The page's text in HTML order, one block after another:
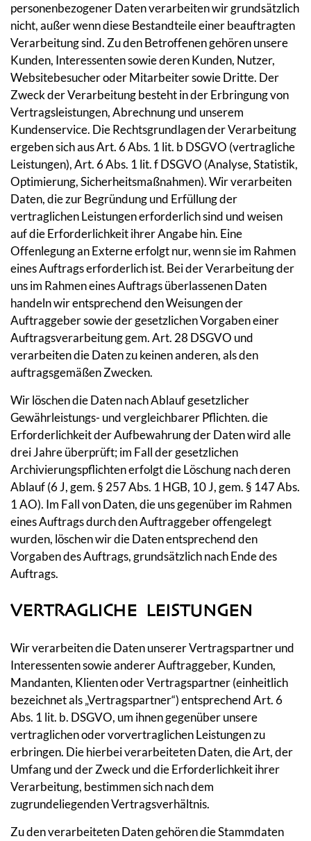
personenbezogener Daten verarbeiten wir grundsätzlich
nicht, außer wenn diese Bestandteile einer beauftragten
Verarbeitung sind. Zu den Betroffenen gehören unsere
Kunden, Interessenten sowie deren Kunden, Nutzer,
Websitebesucher oder Mitarbeiter sowie Dritte. Der
Zweck der Verarbeitung besteht in der Erbringung von
Vertragsleistungen, Abrechnung und unserem
Kundenservice. Die Rechtsgrundlagen der Verarbeitung
ergeben sich aus Art. 6 Abs. 1 lit. b DSGVO (vertragliche
Leistungen), Art. 6 Abs. 1 lit. f DSGVO (Analyse, Statistik,
Optimierung, Sicherheitsmaßnahmen). Wir verarbeiten
Daten, die zur Begründung und Erfüllung der
vertraglichen Leistungen erforderlich sind und weisen
auf die Erforderlichkeit ihrer Angabe hin. Eine
Offenlegung an Externe erfolgt nur, wenn sie im Rahmen
eines Auftrags erforderlich ist. Bei der Verarbeitung der
uns im Rahmen eines Auftrags überlassenen Daten
handeln wir entsprechend den Weisungen der
Auftraggeber sowie der gesetzlichen Vorgaben einer
Auftragsverarbeitung gem. Art. 28 DSGVO und
verarbeiten die Daten zu keinen anderen, als den
auftragsgemäßen Zwecken.
Wir löschen die Daten nach Ablauf gesetzlicher
Gewährleistungs- und vergleichbarer Pflichten. die
Erforderlichkeit der Aufbewahrung der Daten wird alle
drei Jahre überprüft; im Fall der gesetzlichen
Archivierungspflichten erfolgt die Löschung nach deren
Ablauf (6 J, gem. § 257 Abs. 1 HGB, 10 J, gem. § 147 Abs.
1 AO). Im Fall von Daten, die uns gegenüber im Rahmen
eines Auftrags durch den Auftraggeber offengelegt
wurden, löschen wir die Daten entsprechend den
Vorgaben des Auftrags, grundsätzlich nach Ende des
Auftrags.
VERTRAGLICHE LEISTUNGEN
Wir verarbeiten die Daten unserer Vertragspartner und
Interessenten sowie anderer Auftraggeber, Kunden,
Mandanten, Klienten oder Vertragspartner (einheitlich
bezeichnet als „Vertragspartner“) entsprechend Art. 6
Abs. 1 lit. b. DSGVO, um ihnen gegenüber unsere
vertraglichen oder vorvertraglichen Leistungen zu
erbringen. Die hierbei verarbeiteten Daten, die Art, der
Umfang und der Zweck und die Erforderlichkeit ihrer
Verarbeitung, bestimmen sich nach dem
zugrundeliegenden Vertragsverhältnis.
Zu den verarbeiteten Daten gehören die Stammdaten